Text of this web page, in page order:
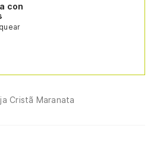
con
Cristã Maranata